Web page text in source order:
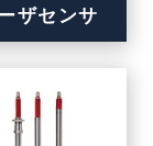
ザセンサ